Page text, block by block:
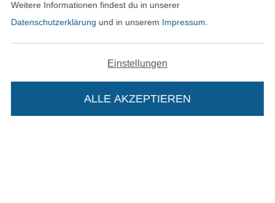
Nederlands
In den niederländischen
Français
In den
Weitere Informationen findest du in unserer
Datenschutzerklärung und in unserem Impressum
Einstellungen
ALLE AKZEPTIEREN